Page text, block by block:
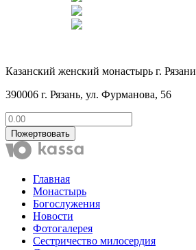
Казанский женский монастырь г. Рязани
390006 г. Рязань, ул. Фурманова, 56
Пожертвовать
Главная
Монастырь
Богослужения
Новости
Фотогалерея
Сестричество милосердия